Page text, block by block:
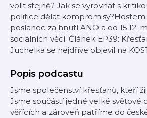
volit stejně? Jak se vyrovnat s
politice dělat kompromisy?Hostem
poslanec za hnutí ANO a od 15.12.
sociálních věcí. Článek EP39:
Juchelka se nejdříve objevil na
Popis podcastu
Jsme společenství křesťanů, kteří
Jsme součástí jedné velké světové
věřících a zároveň patříme do